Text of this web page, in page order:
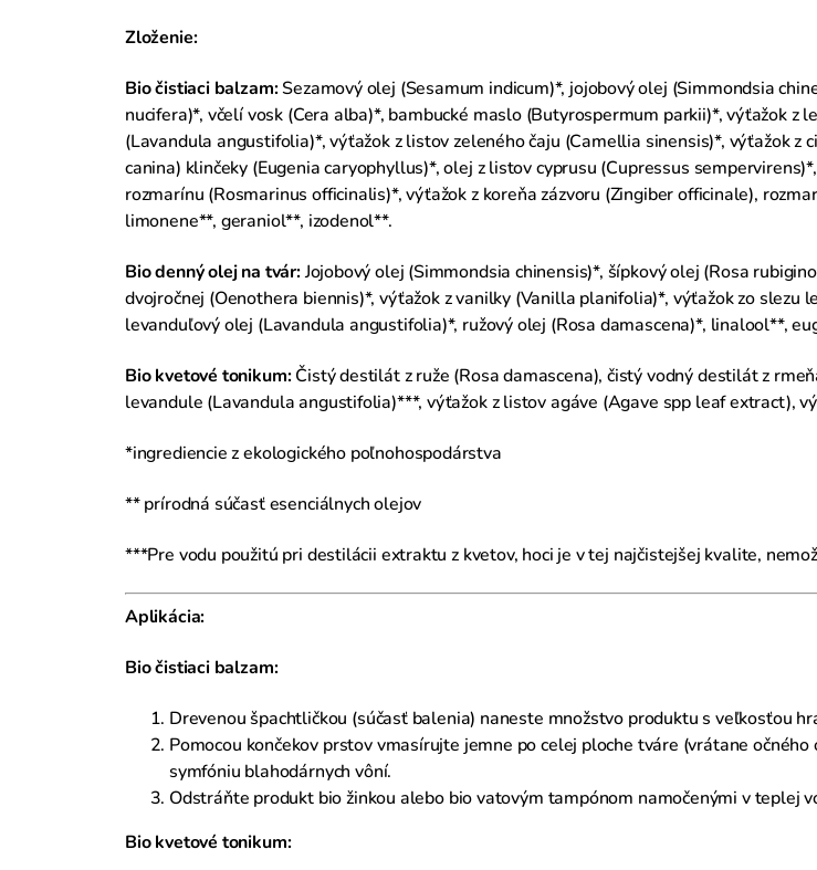
Zloženie:
Bio čistiaci balzam:Sezamový olej (Sesamum indicum)*, jojobový olej (Simmondsia
nucifera)*, včelí vosk (Cera alba)*, bambucké maslo (Butyrospermum parkii)*, výťažok
(Lavandula angustifolia)*, výťažok z listov zeleného čaju (Camellia sinensis)*, výťažok z
canina) klinčeky (Eugenia caryophyllus)*, olej z listov cyprusu (Cupressus
rozmarínu (Rosmarinus officinalis)*, výťažok z koreňa zázvoru (Zingiber officinale),
limonene**, geraniol**, izodenol**.
Bio denný olej na tvár:Jojobový olej (Simmondsia chinensis)*, šípkový olej (Rosa
dvojročnej (Oenothera biennis)*, výťažok z vanilky (Vanilla planifolia)*, výťažok zo slezu
levanduľový olej (Lavandula angustifolia)*, ružový olej (Rosa damascena)*, linalool**,
Bio kvetové tonikum:Čistý destilát z ruže (Rosa damascena), čistý vodný destilát z
levandule (Lavandula angustifolia)***, výťažok z listov agáve (Agave spp leaf extract),
*ingrediencie z ekologického poľnohospodárstva
** prírodná súčasť esenciálnych olejov
***Pre vodu použitú pri destilácii extraktu z kvetov, hoci je v tej najčistejšej kvalite,
Aplikácia:
Bio čistiaci balzam:
Drevenou špachtličkou (súčasť balenia) naneste množstvo produktu s veľkosťou
Pomocou končekov prstov vmasírujte jemne po celej ploche tváre (vrátane
symfóniu blahodárnych vôní.
Odstráňte produkt bio žinkou alebo bio vatovým tampónom namočenými v teplej
Bio kvetové tonikum: